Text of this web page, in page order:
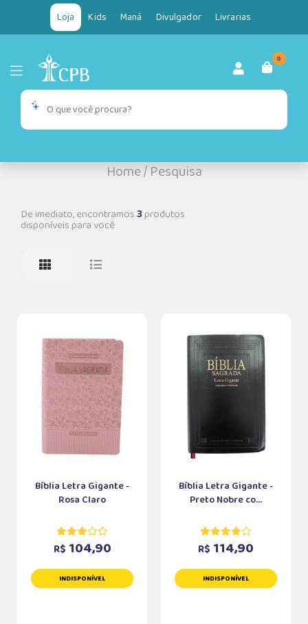
Loja Kids Maná Divulgador Livrarias
0
Home/Pesquisa
De imediato, encontramos3produtos
disponíveis para você
Bíblia Letra Gigante -
Rosa Claro
R$ 104,90
INDISPONÍVEL
Bíblia Letra Gigante -
Preto Nobre co...
R$ 114,90
INDISPONÍVEL